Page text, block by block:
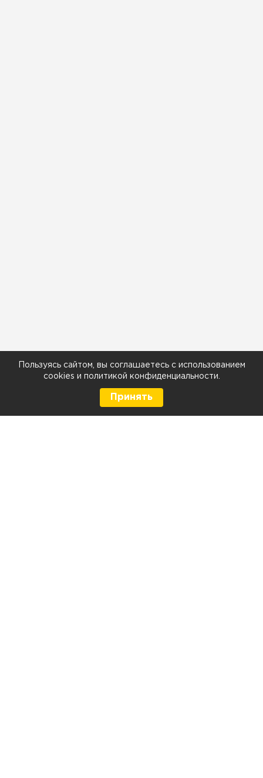
Пользуясь сайтом, вы соглашаетесь с использованием
cookies и политикой конфиденциальности
Принять